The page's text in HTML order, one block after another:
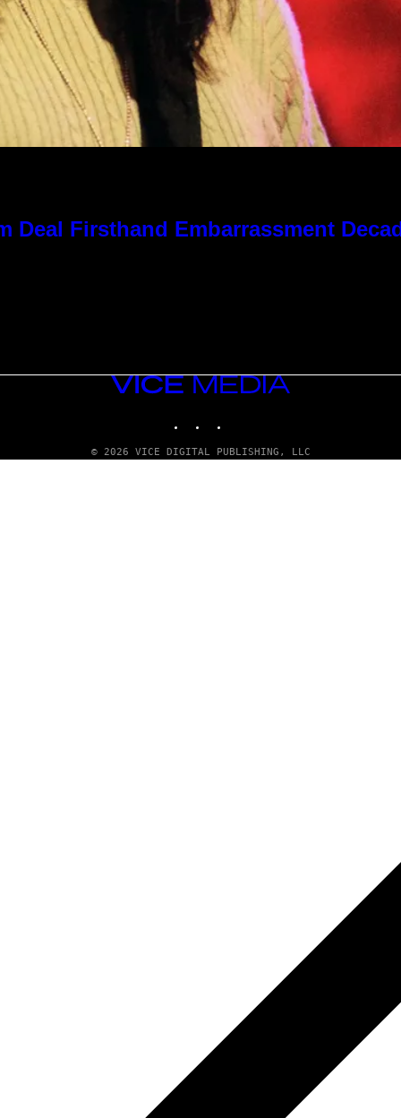
Deal Firsthand Embarrassment
VICE
© 2026 VICE DIGITAL PUBLISHING, LLC